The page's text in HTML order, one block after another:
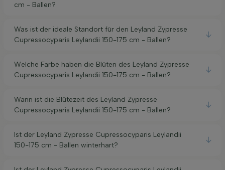
cm - Ballen?
Was ist der ideale Standort für den Leyland Zypresse
Cupressocyparis Leylandii 150-175 cm - Ballen?
Welche Farbe haben die Blüten des Leyland Zypresse
Cupressocyparis Leylandii 150-175 cm - Ballen?
Wann ist die Blütezeit des Leyland Zypresse
Cupressocyparis Leylandii 150-175 cm - Ballen?
Ist der Leyland Zypresse Cupressocyparis Leylandii
150-175 cm - Ballen winterhart?